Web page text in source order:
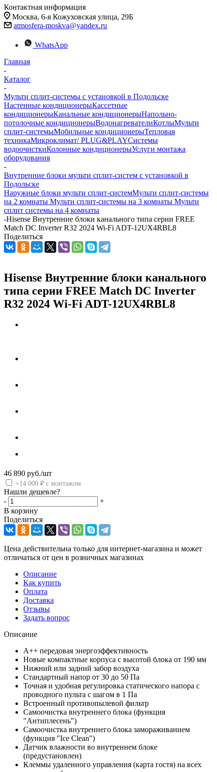
Контактная информация
Москва, 6-я Кожуховская улица, 29Б
atmosfera-moskva@yandex.ru
WhatsApp
Главная
-
Каталог
-
Мульти сплит-системы с установкой в Подольске
Настенные кондиционерыКассетные
кондиционерыКанальные кондиционерыНапольно-
потолочные кондиционерыВодонагревателиКотлыМульти
сплит-системыМобильные кондиционерыТепловая
техникаМикроклимат/ PLUG&PLAYСистемы
водоочисткиКолонные кондиционерыУслуги монтажа
оборудования
-
Внутренние блоки мульти сплит-систем с установкой в
Подольске
Наружные блоки мульти сплит-системМульти сплит-системы
на 2 комнаты Мульти сплит-системы на 3 комнаты Мульти
сплит системы на 4 комнаты
-Hisense Внутренние блоки канального типа серии FREE
Match DC Inverter R32 2024 Wi-Fi ADT-12UX4RBL8
Поделиться
Hisense Внутренние блоки канального
типа серии FREE Match DC Inverter
R32 2024 Wi-Fi ADT-12UX4RBL8
46 890 руб./шт
+14 000 ₽ с монтажом
Нашли дешевле?
-
+
В корзину
Поделиться
Цена действительна только для интернет-магазина и может
отличаться от цен в розничных магазинах
Описание
Как купить
Оплата
Доставка
Отзывы
Задать вопрос
Описание
A++ передовая энергоэффективность
Новые компактные корпуса с высотой блока от 190 мм
Нижний или задний забор воздуха
Стандартный напор от 30 до 50 Па
Точная и удобная регулировка статического напора с
проводного пульта с шагом в 1 Па
Встроенный противопылевой фильтр
Самоочистка внутреннего блока (функция
"Антиплесень")
Самоочистка внутреннего блока замораживанием
(функция "Ice Clean")
Датчик влажности во внутреннем блоке
(предустановлен)
Клеммы удаленного управления (карта гостя) на всех